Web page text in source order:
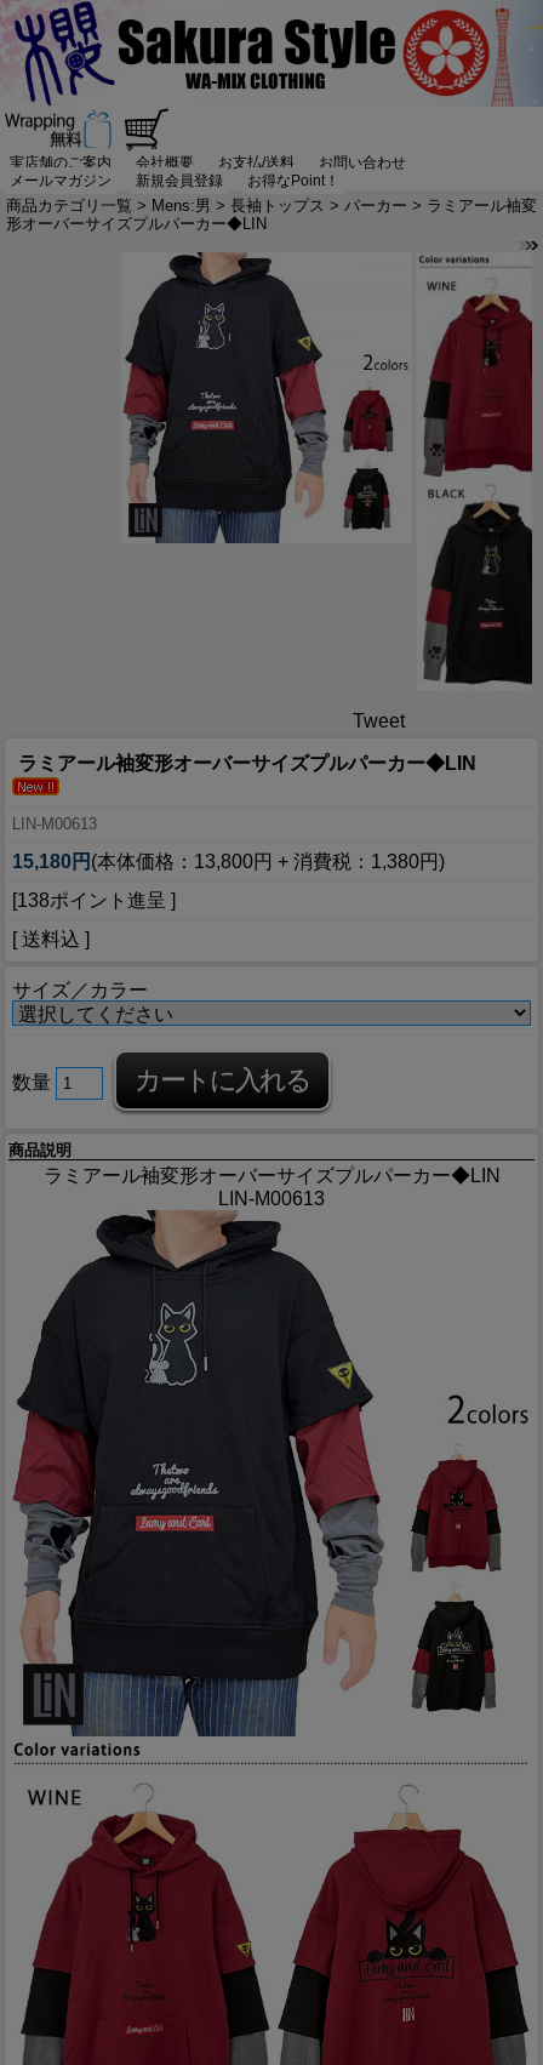
実店舗のご案内 会社概要 お支払/送料
お問い合わせ
メールマガジン
新規会員登録 お得なPoint！
商品カテゴリ一覧 > Mens:男 > 長袖トップス > パーカー > ラミアール袖変
形オーバーサイズプルパーカー◆LIN
Tweet
ラミアール袖変形オーバーサイズプルパーカー◆LIN
LIN-M00613
15,180円 (本体価格：13,800円 + 消費税：1,380円)
[138ポイント進呈 ]
[ 送料込 ]
サイズ／カラー
数量
商品説明
ラミアール袖変形オーバーサイズプルパーカー◆LIN
LIN-M00613